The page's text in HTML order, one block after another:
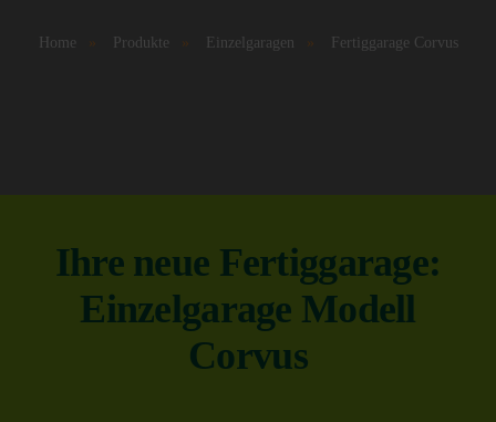
Home Produkte Einzelgaragen Fertiggarage Corvus
Ihre neue Fertiggarage:
Einzelgarage Modell
Corvus